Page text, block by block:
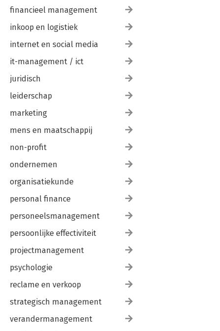
financieel management
inkoop en logistiek
internet en social media
it-management / ict
juridisch
leiderschap
marketing
mens en maatschappij
non-profit
ondernemen
organisatiekunde
personal finance
personeelsmanagement
persoonlijke effectiviteit
projectmanagement
psychologie
reclame en verkoop
strategisch management
verandermanagement